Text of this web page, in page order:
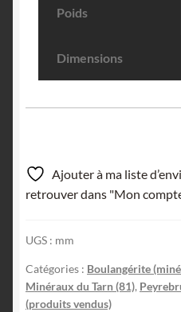
Poids
Dimensions
Ajouter à ma liste
retrouver dans "Mon
UGS : mm
Catégories : Boulangérite
Minéraux du Tarn (81),
(produits vendus)